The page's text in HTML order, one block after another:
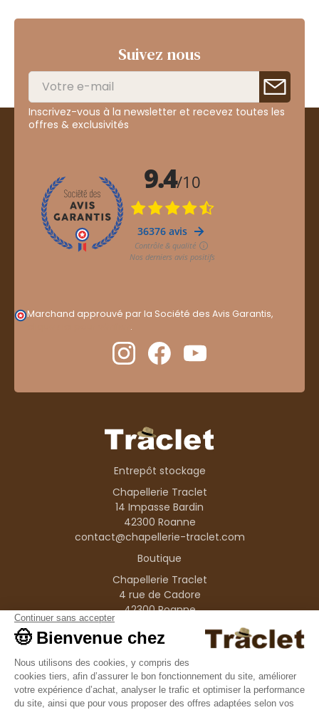
Suivez nous
Inscrivez-vous à la newsletter et recevez toutes les
offres & exclusivités
Marchand approuvé par la Société des Avis Garantis,
.
Entrepôt stockage
Chapellerie Traclet
14 Impasse Bardin
42300 Roanne
contact@chapellerie-traclet.com
Boutique
Chapellerie Traclet
4 rue de Cadore
42300 Roanne
Produits